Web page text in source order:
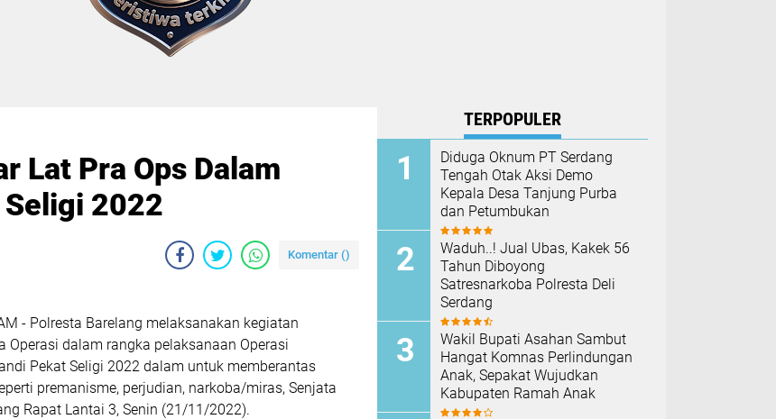
Lat Pra Ops Dalam
Seligi 2022
Komentar ()
- Polresta Barelang melaksanakan kegiatan
Operasi dalam rangka pelaksanaan Operasi
Pekat Seligi 2022 dalam untuk memberantas
premanisme, perjudian, narkoba/miras, Senjata
Rapat Lantai 3, Senin (21/11/2022).
TERPOPULER
Diduga Oknum PT Serdang
Tengah Otak Aksi Demo
Kepala Desa Tanjung Purba
dan Petumbukan
Waduh..! Jual Ubas, Kakek 56
Tahun Diboyong
Satresnarkoba Polresta Deli
Serdang
Wakil Bupati Asahan Sambut
Hangat Komnas Perlindungan
Anak, Sepakat Wujudkan
Kabupaten Ramah Anak